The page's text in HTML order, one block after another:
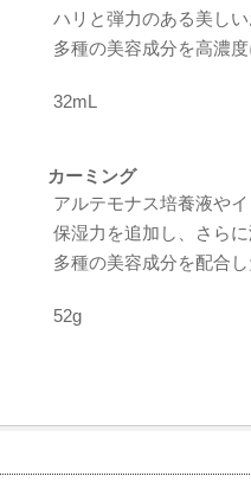
ハリと弾力のある美しい
多種の美容成分を高濃
32mL
カーミング
アルテモナス培養液や
保湿力を追加し、さら
多種の美容成分を配合
52g